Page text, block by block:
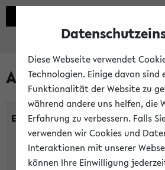
Alle Lehrenden
Einrichtung:
Diese Webseite verwendet
Technologien. Einige davon sind
Funktionalität der Website zu
während andere uns helfen, die
Erfahrung zu verbessern. Falls
verwenden wir Cookies und
Interaktionen mit unserer
können Ihre Einwilligung